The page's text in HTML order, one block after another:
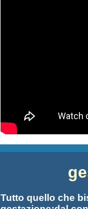
Tutto quello che